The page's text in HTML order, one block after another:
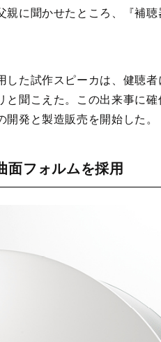
親に聞かせたところ、『補聴
した試作スピーカは、健聴
と聞こえた。この出来事に
発と製造販売を開始した。
面フォルムを採用